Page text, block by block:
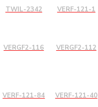
TWIL-2342 VERF-121-1
VERGF2-116 VERGF2-112
VERF-121-84 VERF-121-40